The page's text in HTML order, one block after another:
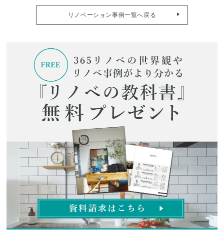
リノベーション事例一覧へ戻る